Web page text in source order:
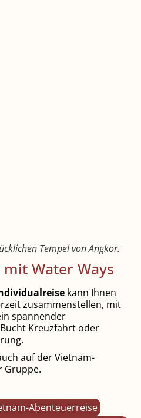
Tempel von Angkor.
Water Ways
kann Ihnen
zusammenstellen, mit
spannender
Kreuzfahrt oder
auf der Vietnam-
Gruppe.
Abenteuerreise